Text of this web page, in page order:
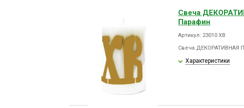
Свеча
Парафин
Артикул: 23010 ХВ
Свеча ДЕКОРАТИВНАЯ
Характеристики